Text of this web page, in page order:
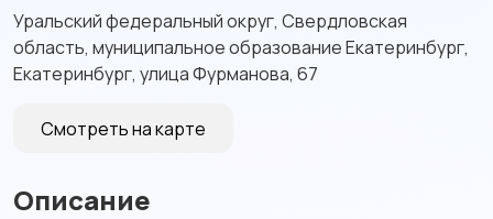
Уральский федеральный округ, Свердловская
область, муниципальное образование Екатеринбург,
Екатеринбург, улица Фурманова, 67
Смотреть на карте
Описание